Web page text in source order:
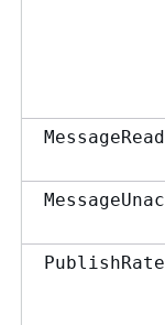
PublishRate